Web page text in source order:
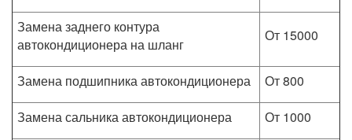
Замена заднего контура
автокондиционера на шланг
От 15000
Замена подшипника автокондиционера
От 800
Замена сальника автокондиционера
От 1000